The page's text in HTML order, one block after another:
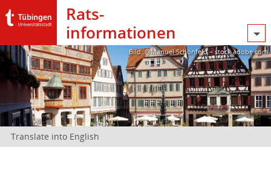
Rats­
informationen
Bild: @Manuel Schönfeld – stock.adobe.com
Translate into English